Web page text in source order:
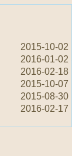
2015-10-02
2016-01-02
2016-02-18
2015-10-07
2015-08-30
2016-02-17